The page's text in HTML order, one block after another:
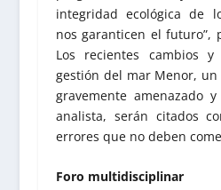
integridad ecológica de
nos garanticen el futuro”,
Los recientes cambios
gestión del mar Menor,
gravemente amenazado
analista, serán citados
errores que no deben
Foro multidisciplinar